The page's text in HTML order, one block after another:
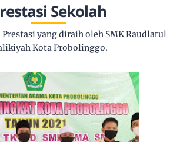
Sekolah
yang diraih oleh SMK Raudlatul
Kota Probolinggo.